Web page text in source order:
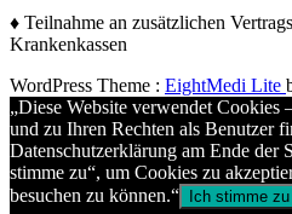
♦ Teilnahme an zusätzlichen
Krankenkassen
WordPress Theme : EightMedi Lite
„Diese Website verwendet Cookies
und zu Ihren Rechten als Benutzer
Datenschutzerklärung am Ende der
stimme zu“, um Cookies zu
besuchen zu können.“ Ich stimme zu